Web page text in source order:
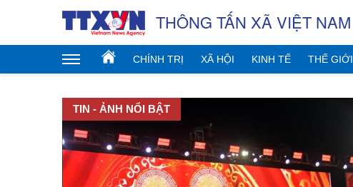
THÔNG TẤN XÃ VIỆT NAM
CHÍNH TRỊ XÃ HỘI KINH TẾ THẾ GIỚI
TIN - ẢNH NỔI BẬT